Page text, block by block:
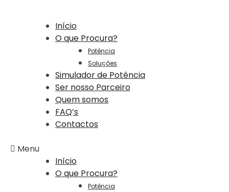
Início
O que Procura?
Potência
Soluções
Simulador de Potência
Ser nosso Parceiro
Quem somos
FAQ’s
Contactos
Menu
Início
O que Procura?
Potência